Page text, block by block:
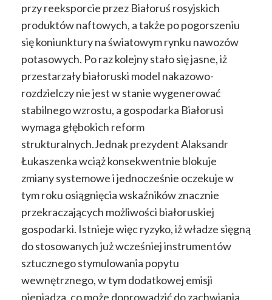
przy reeksporcie przez Białoruś rosyjskich
produktów naftowych, a także po pogorszeniu
się koniunktury na światowym rynku nawozów
potasowych. Po raz kolejny stało się jasne, iż
przestarzały białoruski model nakazowo-
rozdzielczy nie jest w stanie wygenerować
stabilnego wzrostu, a gospodarka Białorusi
wymaga głębokich reform
strukturalnych.Jednak prezydent Alaksandr
Łukaszenka wciąż konsekwentnie blokuje
zmiany systemowe i jednocześnie oczekuje w
tym roku osiągnięcia wskaźników znacznie
przekraczających możliwości białoruskiej
gospodarki. Istnieje więc ryzyko, iż władze sięgną
do stosowanych już wcześniej instrumentów
sztucznego stymulowania popytu
wewnętrznego, w tym dodatkowej emisji
pieniądza, co może doprowadzić do zachwiania